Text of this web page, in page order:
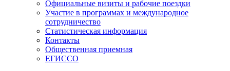
Официальные визиты и рабочие поездки
Участие в программах и международное
сотрудничество
Статистическая информация
Контакты
Общественная приемная
ЕГИССО